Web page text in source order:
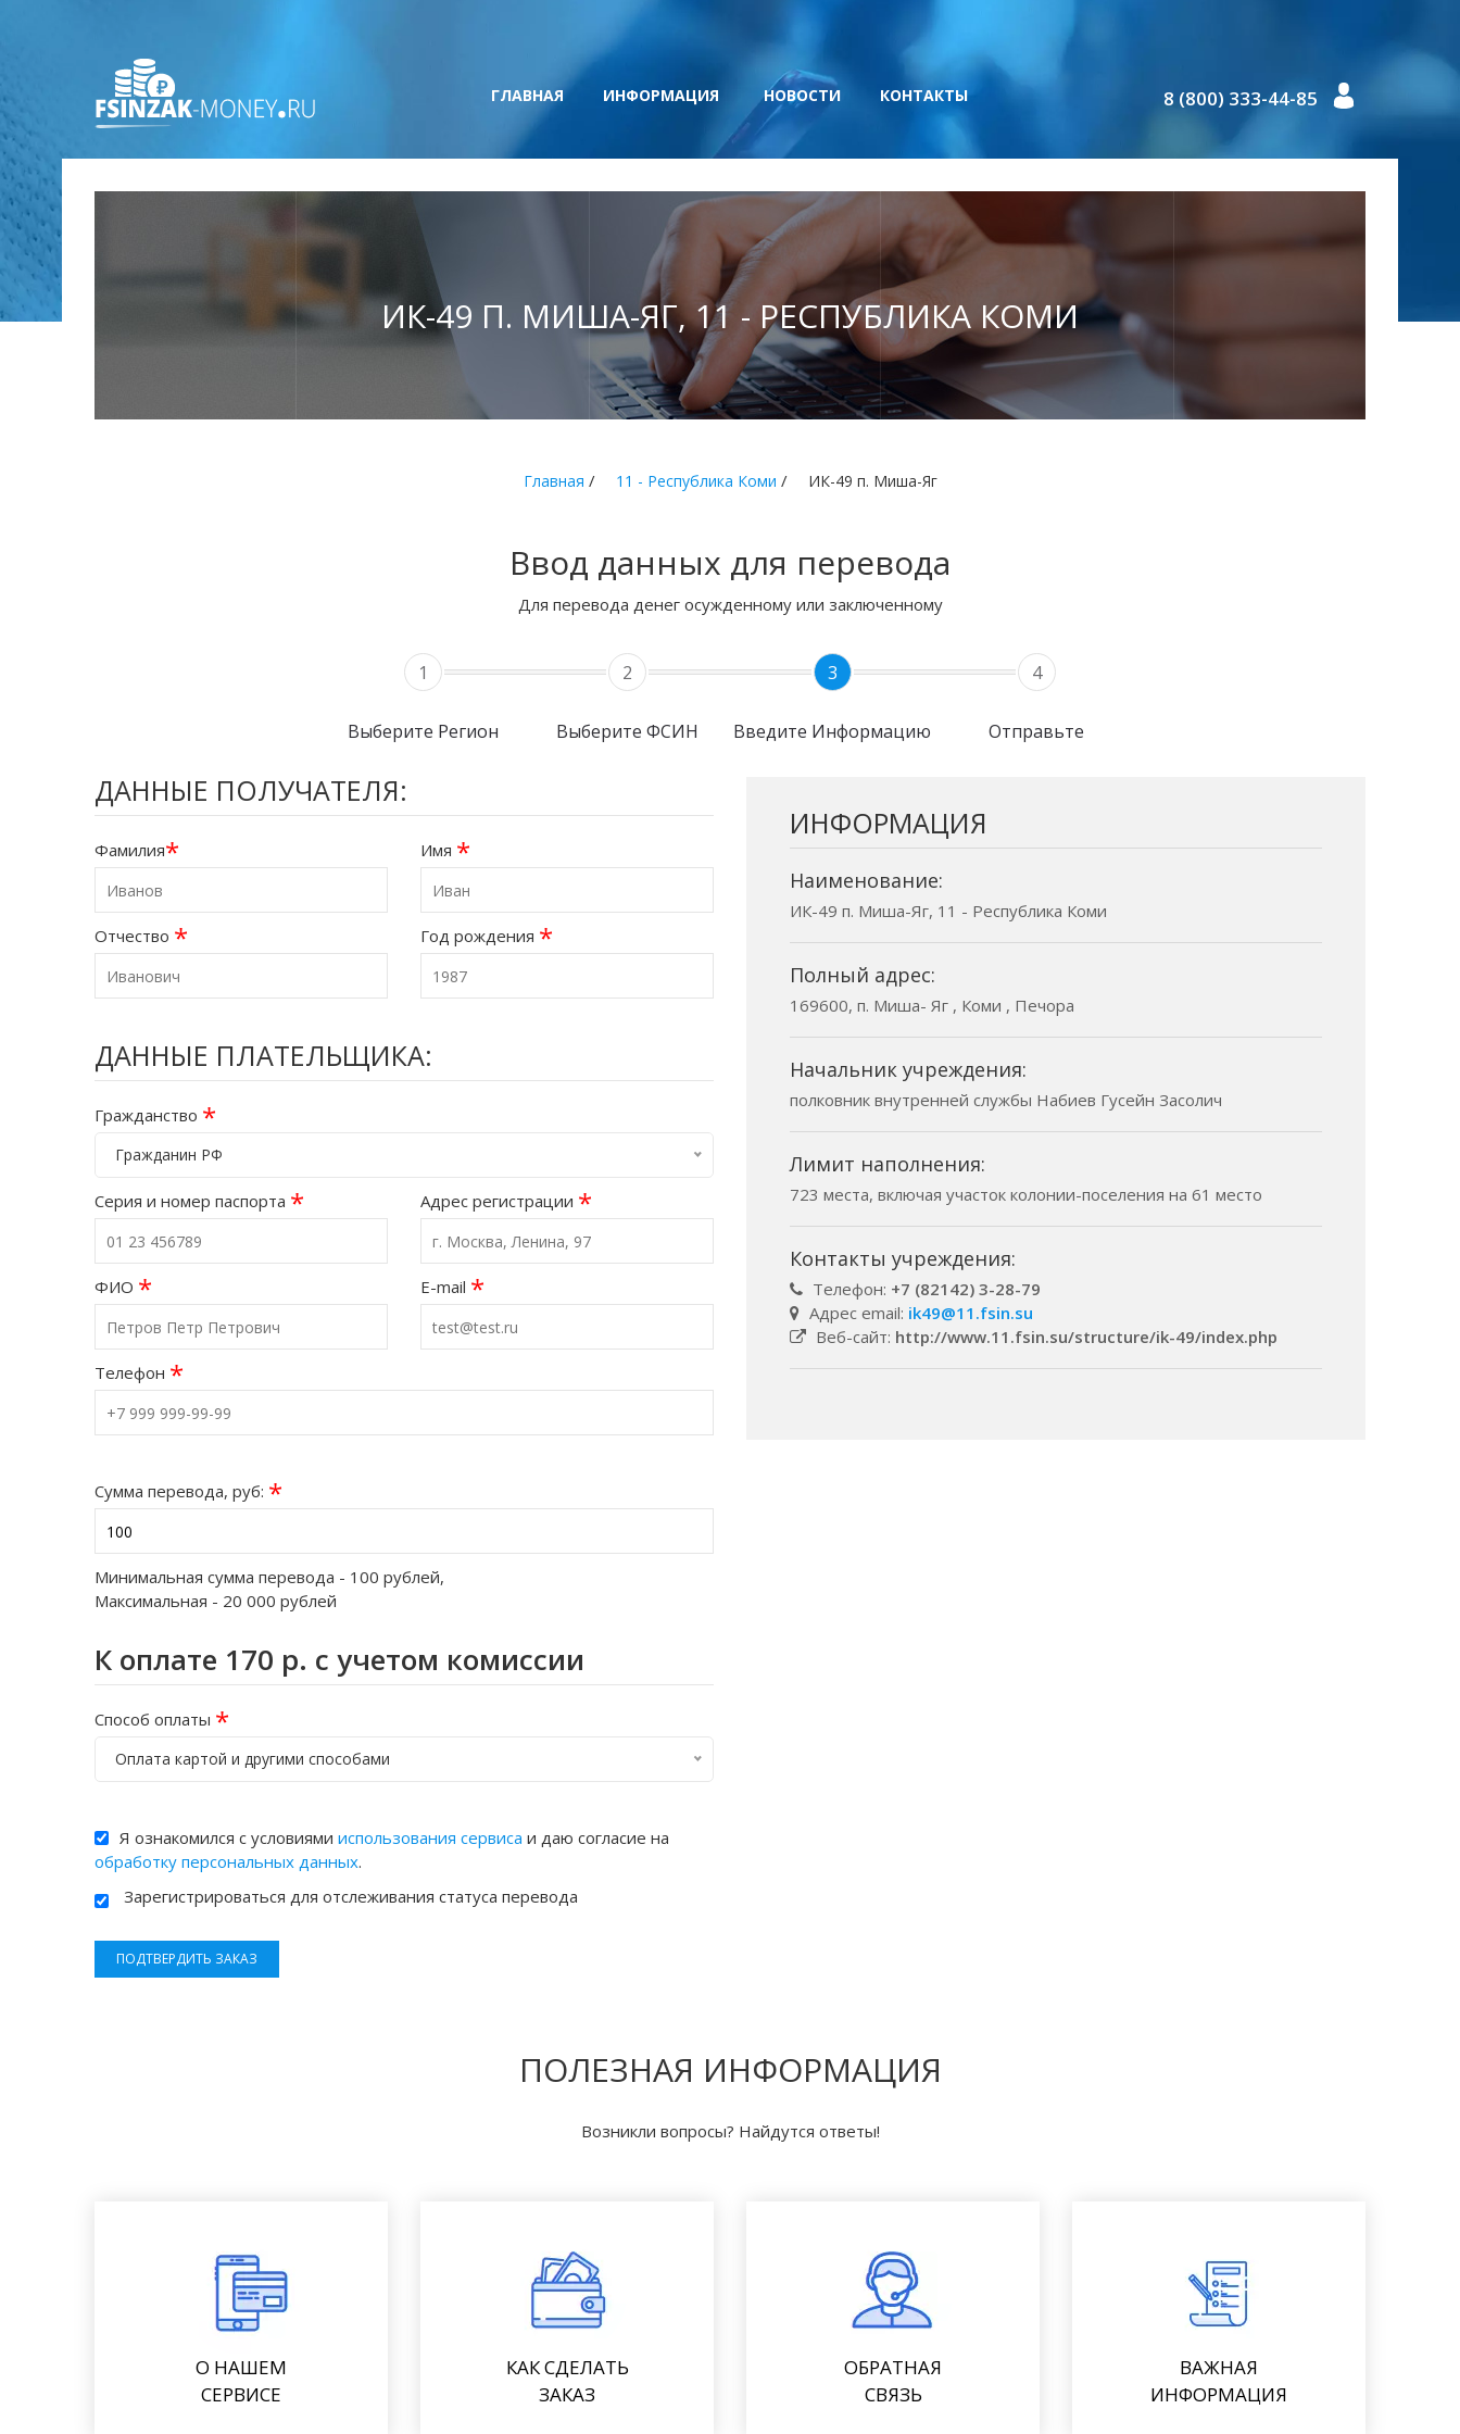
ГЛАВНАЯ ИНФОРМАЦИЯ НОВОСТИ КОНТАКТЫ 8 (800) 333-44-85
ИК-49 П. МИША-ЯГ, 11 - РЕСПУБЛИКА КОМИ
Главная / 11 - Республика Коми / ИК-49 п. Миша-Яг
Ввод данных для перевода
Для перевода денег осужденному или заключенному
1
Выберите Регион
2
Выберите ФСИН
3
Введите Информацию
4
Отправьте
ДАННЫЕ ПОЛУЧАТЕЛЯ:
Фамилия* Имя *
Отчество * Год рождения *
ДАННЫЕ ПЛАТЕЛЬЩИКА:
Гражданство *
Гражданин РФ
Серия и номер паспорта * Адрес регистрации *
ФИО * E-mail *
Телефон *
Сумма перевода, руб: *
Минимальная сумма перевода - 100 рублей,
Максимальная - 20 000 рублей
К оплате 170 р. с учетом комиссии
Способ оплаты *
Оплата картой и другими способами
Я ознакомился с условиями использования сервиса и даю согласие на
обработку персональных данных.
Зарегистрироваться для отслеживания статуса перевода
ПОДТВЕРДИТЬ ЗАКАЗ
ИНФОРМАЦИЯ
Наименование:
ИК-49 п. Миша-Яг, 11 - Республика Коми
Полный адрес:
169600, п. Миша- Яг , Коми , Печора
Начальник учреждения:
полковник внутренней службы Набиев Гусейн Засолич
Лимит наполнения:
723 места, включая участок колонии-поселения на 61 место
Контакты учреждения:
Телефон: +7 (82142) 3-28-79
Адрес email: ik49@11.fsin.su
Веб-сайт: http://www.11.fsin.su/structure/ik-49/index.php
ПОЛЕЗНАЯ ИНФОРМАЦИЯ
Возникли вопросы? Найдутся ответы!
О НАШЕМ
СЕРВИСЕ
КАК СДЕЛАТЬ
ЗАКАЗ
ОБРАТНАЯ
СВЯЗЬ
ВАЖНАЯ
ИНФОРМАЦИЯ